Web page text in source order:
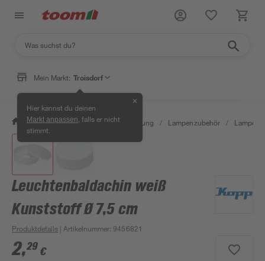
Mein Markt: Troisdorf
Hier kannst du deinen
Markt anpassen , falls er nicht
stimmt.
✕
/ Wohnen & Haushalt / Beleuchtung / Lampenzubehör / Lampen-
Leuchtenbaldachin weiß
Kunststoff Ø 7,5 cm
Produktdetails | Artikelnummer:9456821
2,29 €